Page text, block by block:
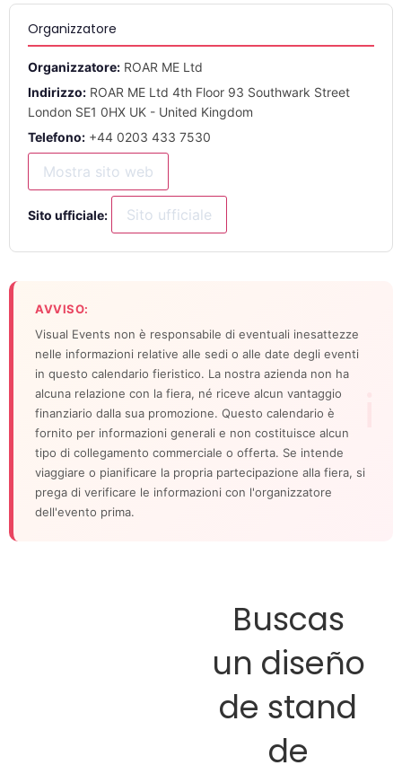
Organizzatore
Organizzatore: ROAR ME Ltd
Indirizzo: ROAR ME Ltd 4th Floor 93 Southwark Street
London SE1 0HX UK - United Kingdom
Telefono: +44 0203 433 7530
Mostra sito web
Sito ufficiale: Sito ufficiale
AVVISO:
Visual Events non è responsabile di eventuali inesattezze
nelle informazioni relative alle sedi o alle date degli eventi
in questo calendario fieristico. La nostra azienda non ha
alcuna relazione con la fiera, né riceve alcun vantaggio
finanziario dalla sua promozione. Questo calendario è
fornito per informazioni generali e non costituisce alcun
tipo di collegamento commerciale o offerta. Se intende
viaggiare o pianificare la propria partecipazione alla fiera, si
prega di verificare le informazioni con l'organizzatore
dell'evento prima.
Buscas
un diseño
de stand
de